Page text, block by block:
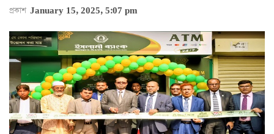
প্রকাশ January 15, 2025, 5:07 pm